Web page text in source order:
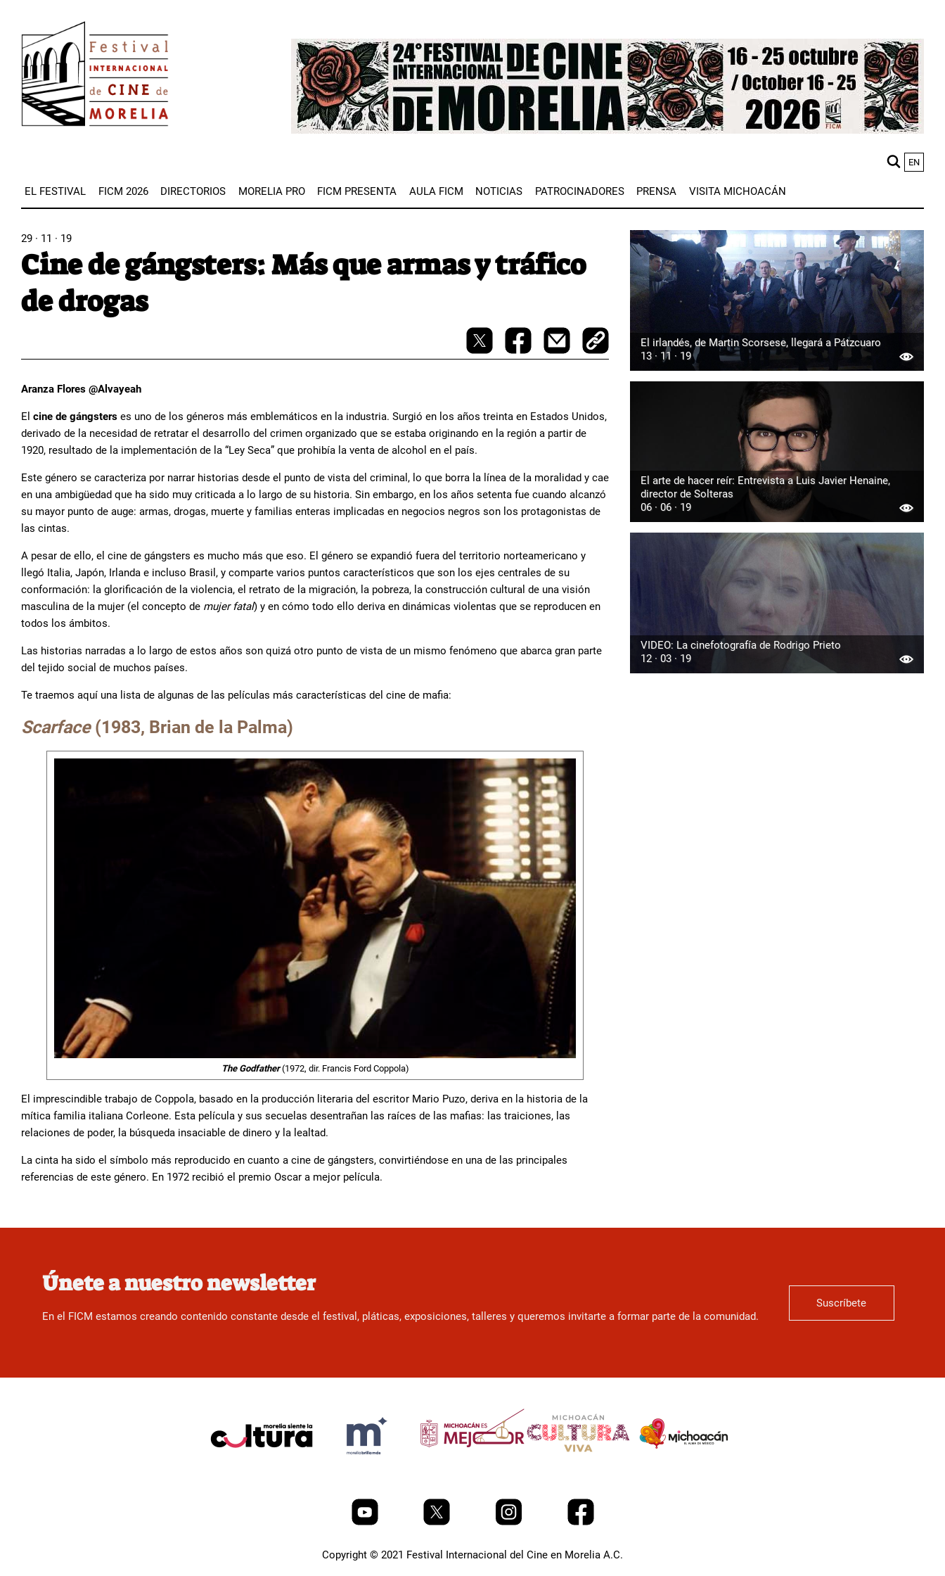
contenido
principal
Image
EN
EL FESTIVAL FICM 2026 DIRECTORIOS MORELIA PRO FICM PRESENTA AULA FICM NOTICIAS PATROCINADORES PRENSA VISITA MICHOACÁN
29 · 11 · 19
Cine de gángsters: Más que armas y tráfico
de drogas
Aranza Flores @Alvayeah
El cine de gángsters es uno de los géneros más emblemáticos en la industria. Surgió en los años treinta en Estados Unidos,
derivado de la necesidad de retratar el desarrollo del crimen organizado que se estaba originando en la región a partir de
1920, resultado de la implementación de la “Ley Seca” que prohibía la venta de alcohol en el país.
Este género se caracteriza por narrar historias desde el punto de vista del criminal, lo que borra la línea de la moralidad y cae
en una ambigüedad que ha sido muy criticada a lo largo de su historia. Sin embargo, en los años setenta fue cuando alcanzó
su mayor punto de auge: armas, drogas, muerte y familias enteras implicadas en negocios negros son los protagonistas de
las cintas.
A pesar de ello, el cine de gángsters es mucho más que eso. El género se expandió fuera del territorio norteamericano y
llegó Italia, Japón, Irlanda e incluso Brasil, y comparte varios puntos característicos que son los ejes centrales de su
conformación: la glorificación de la violencia, el retrato de la migración, la pobreza, la construcción cultural de una visión
masculina de la mujer (el concepto de mujer fatal) y en cómo todo ello deriva en dinámicas violentas que se reproducen en
todos los ámbitos.
Las historias narradas a lo largo de estos años son quizá otro punto de vista de un mismo fenómeno que abarca gran parte
del tejido social de muchos países.
Te traemos aquí una lista de algunas de las películas más características del cine de mafia:
Scarface (1983, Brian de la Palma)
The Godfather(1972, dir. Francis Ford Coppola)
El imprescindible trabajo de Coppola, basado en la producción literaria del escritor Mario Puzo, deriva en la historia de la
mítica familia italiana Corleone. Esta película y sus secuelas desentrañan las raíces de las mafias: las traiciones, las
relaciones de poder, la búsqueda insaciable de dinero y la lealtad.
La cinta ha sido el símbolo más reproducido en cuanto a cine de gángsters, convirtiéndose en una de las principales
referencias de este género. En 1972 recibió el premio Oscar a mejor película.
El irlandés, de Martin Scorsese, llegará a Pátzcuaro
13 · 11 · 19
El arte de hacer reír: Entrevista a Luis Javier Henaine,
director de Solteras
06 · 06 · 19
VIDEO: La cinefotografía de Rodrigo Prieto
12 · 03 · 19
Únete a nuestro newsletter
En el FICM estamos creando contenido constante desde el festival, pláticas, exposiciones, talleres y queremos invitarte a formar parte de la comunidad.
Suscríbete
Copyright © 2021 Festival Internacional del Cine en Morelia A.C.